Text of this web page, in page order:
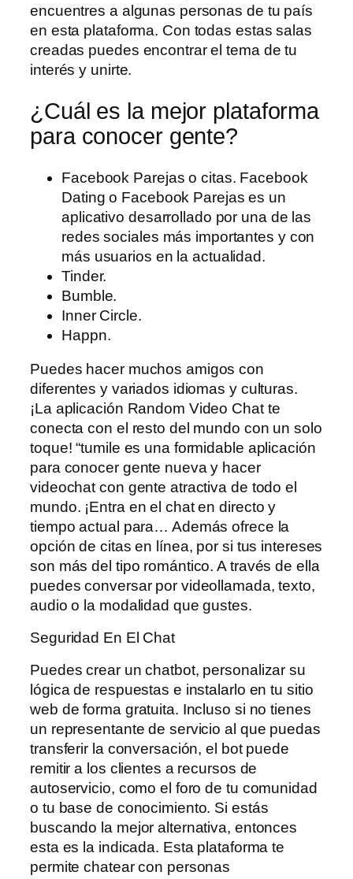
encuentres a algunas personas de tu país
en esta plataforma. Con todas estas salas
creadas puedes encontrar el tema de tu
interés y unirte.
¿Cuál es la mejor plataforma
para conocer gente?
Facebook Parejas o citas. Facebook
Dating o Facebook Parejas es un
aplicativo desarrollado por una de las
redes sociales más importantes y con
más usuarios en la actualidad.
Tinder.
Bumble.
Inner Circle.
Happn.
Puedes hacer muchos amigos con
diferentes y variados idiomas y culturas.
¡La aplicación Random Video Chat te
conecta con el resto del mundo con un solo
toque! “tumile es una formidable aplicación
para conocer gente nueva y hacer
videochat con gente atractiva de todo el
mundo. ¡Entra en el chat en directo y
tiempo actual para… Además ofrece la
opción de citas en línea, por si tus intereses
son más del tipo romántico. A través de ella
puedes conversar por videollamada, texto,
audio o la modalidad que gustes.
Seguridad En El Chat
Puedes crear un chatbot, personalizar su
lógica de respuestas e instalarlo en tu sitio
web de forma gratuita. Incluso si no tienes
un representante de servicio al que puedas
transferir la conversación, el bot puede
remitir a los clientes a recursos de
autoservicio, como el foro de tu comunidad
o tu base de conocimiento. Si estás
buscando la mejor alternativa, entonces
esta es la indicada. Esta plataforma te
permite chatear con personas